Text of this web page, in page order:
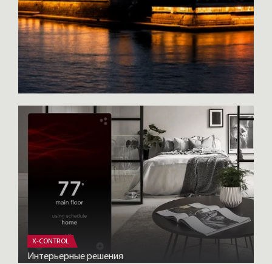
X-CONTROL
Интерьерные решения